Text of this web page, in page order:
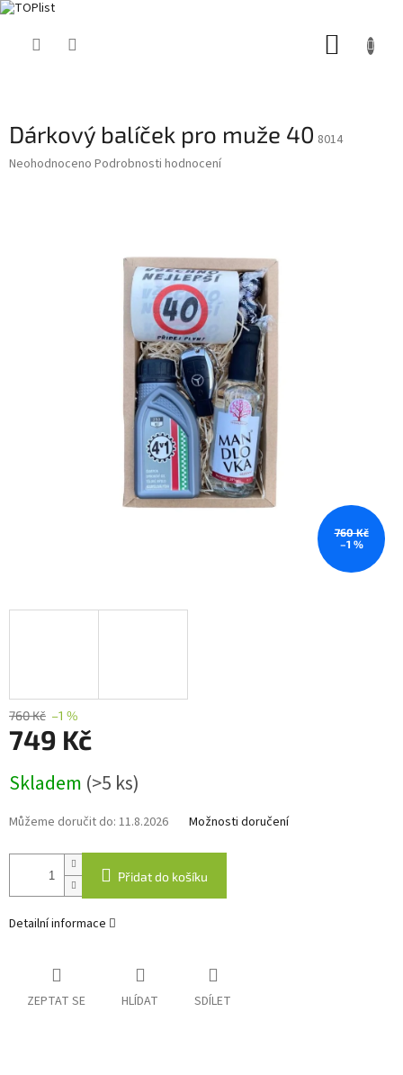
Dárkový balíček pro muže 40 8014
Průměrné
Neohodnoceno Podrobnosti hodnocení
760 Kč
–1 %
760 Kč –1 %
749 Kč
cena:
Skladem (>5 ks)
Můžeme doručit do: 11.8.2026 Možnosti doručení
Přidat do košíku
Detailní informace
ZEPTAT SE HLÍDAT SDÍLET